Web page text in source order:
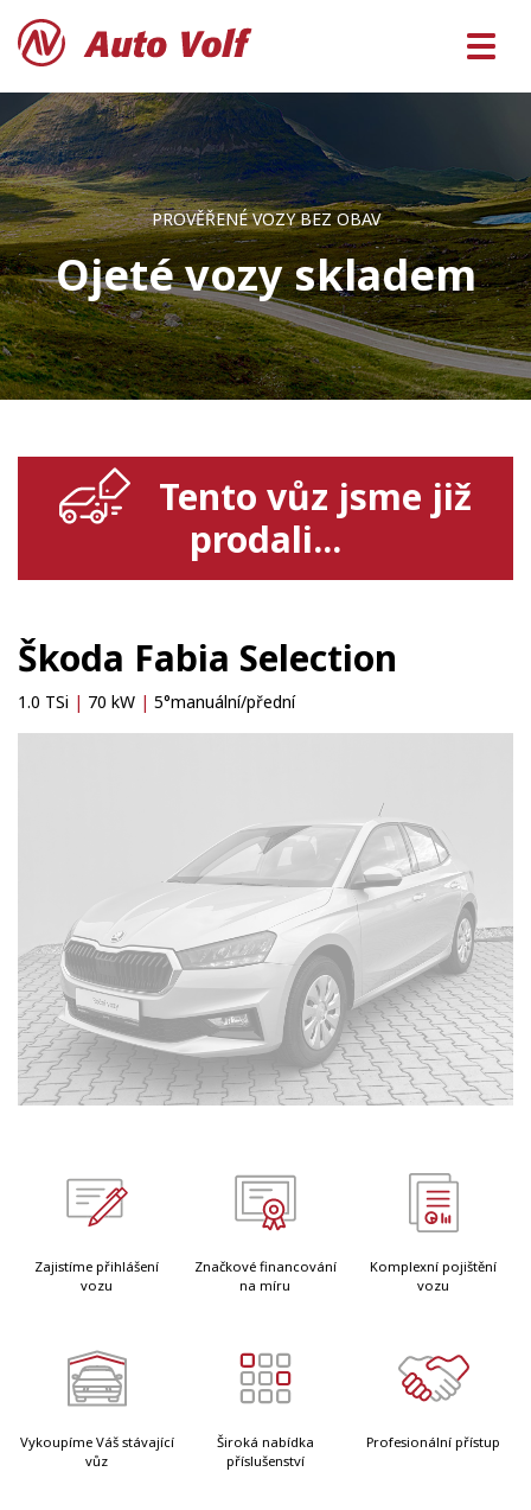
PROVĚŘENÉ VOZY BEZ OBAV
Ojeté vozy skladem
Tento vůz jsme již
prodali...
Škoda Fabia Selection
1.0 TSi | 70 kW | 5°manuální/přední
Zajistíme přihlášení
vozu
Značkové financování
na míru
Komplexní pojištění
vozu
Vykoupíme Váš stávající
vůz
Široká nabídka
příslušenství
Profesionální přístup